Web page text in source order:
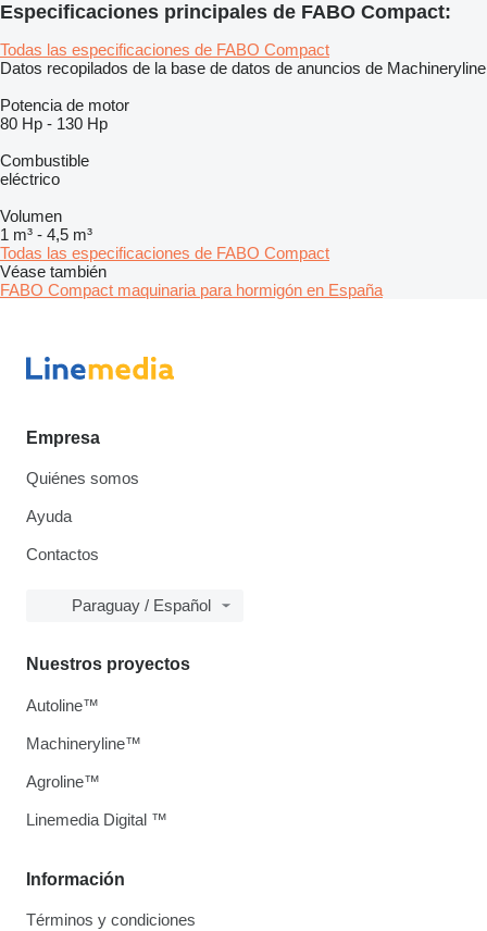
Especificaciones principales de FABO Compact:
Todas las especificaciones de FABO Compact
Datos recopilados de la base de datos de anuncios de Machineryline
Potencia de motor
80 Hp - 130 Hp
Combustible
eléctrico
Volumen
1 m³ - 4,5 m³
Todas las especificaciones de FABO Compact
Véase también
FABO Compact maquinaria para hormigón en España
Empresa
Quiénes somos
Ayuda
Contactos
Paraguay / Español
Información
Términos y condiciones
Nuestros proyectos
Autoline™
Machineryline™
Agroline™
Linemedia Digital ™